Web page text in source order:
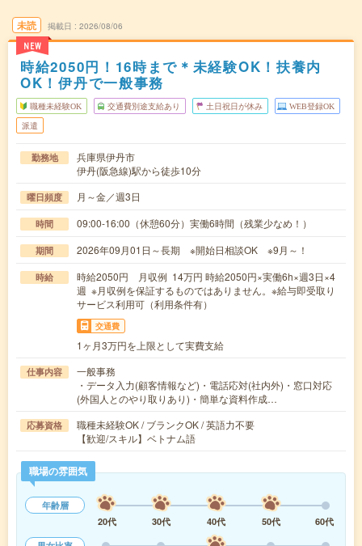
未読
NEW
掲載日 2026/08/06
時給2050円！16時まで＊未経験OK！扶養内
OK！伊丹で一般事務
職種未経験OK 交通費別途支給あり 土日祝日が休み WEB登録OK
派遣
勤務地
兵庫県伊丹市
伊丹(阪急線)駅から徒歩10分
曜日頻度 月～金／週3日
時間 09:00-16:00（休憩60分）実働6時間（残業少なめ！）
期間 2026年09月01日～長期 ※開始日相談OK ※9月～！
時給
時給2050円 月収例 14万円 時給2050円×実働6h×週3日×4
週 ※月収例を保証するものではありません。※給与即受取り
サービス利用可（利用条件有）
交通費
1ヶ月3万円を上限として実費支給
仕事内容
一般事務
・データ入力(顧客情報など)・電話応対(社内外)・窓口対応
(外国人とのやり取りあり)・簡単な資料作成…
応募資格
職種未経験OK / ブランクOK / 英語力不要
【歓迎/スキル】ベトナム語
職場の雰囲気
年齢層
20代
30代 40代 50代
60代